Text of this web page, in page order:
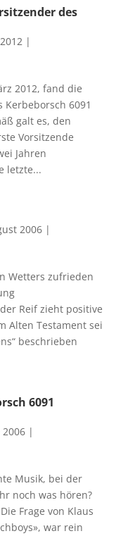
des
|
2012, fand die
6091
galt es, den
Vorsitzende
Jahren
letzte...
2006|
Wetters zufrieden
Reif zieht positive
Alten Testament sei
beschrieben
6091
|
Musik, bei der
noch was hören?
Frage von Klaus
war rein